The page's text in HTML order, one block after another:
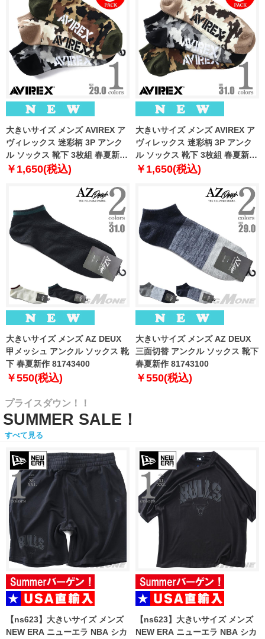
大きいサイズ メンズ AVIREX ア
ヴィレックス 迷彩柄 3P アンク
ル ソックス 靴下 3枚組 春夏新作
81713400
￥1,650(税込)
大きいサイズ メンズ AVIREX ア
ヴィレックス 迷彩柄 3P アンク
ル ソックス 靴下 3枚組 春夏新作
81713500
￥1,650(税込)
大きいサイズ メンズ AZ DEUX
甲メッシュ アンクル ソックス 靴
下 春夏新作 81743400
￥550(税込)
大きいサイズ メンズ AZ DEUX
三面切替 アンクル ソックス 靴下
春夏新作 81743100
￥550(税込)
プライスダウン！！
SUMMER SALE！
すべて見る
【ns623】大きいサイズ メンズ
NEW ERA ニューエラ NBA シカ
【ns623】大きいサイズ メンズ
NEW ERA ニューエラ NBA シカ